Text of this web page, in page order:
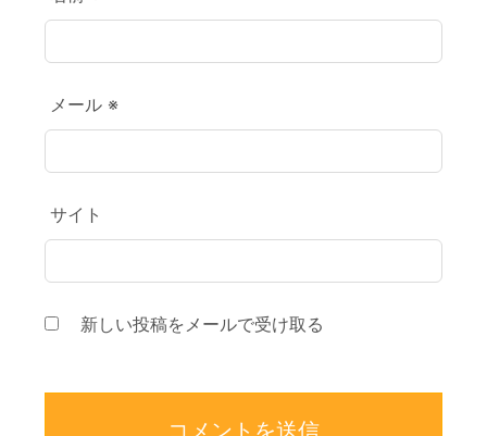
メール ※
サイト
新しい投稿をメールで受け取る